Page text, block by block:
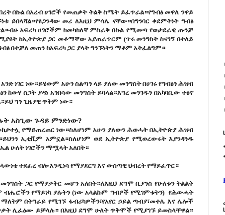
በኩል በአረብ ሀገሮች የመጠቃት ትልቅ ስሜት ይፈጥራል።የግብፅ መዋለ ንዋይ
ይበላሻል።የዩጋንዳው መሪ ለእዚህ ምሳሌ ናቸው።በግንባር ቀደምትነት ግብፅ
አፍሪካ ሀገሮችም ከመካከለኛ ምስራቅ በኩል የሚመጣ የወታደራዊ ጡንቻ
ከኢትዮጵያ ጋር መቆማቸው አያጠራጥርም (ጥሩ መንግስት ስናገኝ በተለይ
በተቻለ መጠን ከአፍሪካ ጋር ያላት ግንኙነትን ማቆም አትፈልግም።
ነገር ነው።ይሄውም አሁን ስልጣን ላይ ያለው መንግስት በሀገሩ የግብፅን ሕዝብ
ከውሃ ስጋት ያዳነ አንበሳው መንግስት ይባላል።እግረ መንገዱን በአካባቢው ተፅኖ
ግን ጊዜያዊ ጥቅም ነው።
አስጊው ጉዳይ ምንድነው?
የማይጠረጠር ነው።ስለሆነም አሁን ያለውን ሕወሓት በኢትዮጵያ ሕዝብ
ኢቲቪም አምኗል።ስለሆነም ወደ ኢትዮጵያ የሚወረውሩት እያንዳንዱ
ሁለት ነገሮችን ማሟላት አለበት።
ተደፈረ ብሎ እንዲነሳ የማያደርግ እና ውስጣዊ ህብረት የማይፈጥር።
ጋር የማያቃቅር መሆን አለበት።ለእዚህ ደግሞ ቢያንስ የሁለቱን ትልልቅ
የማይነካ ያሉትን (ነው አላልኩም ግብፆች የሚገምቱትን) የሕውሓት
በትግራይ የሚገኙ ፋብሪካዎችን፣የአየር ኃይል ጣብያ፣መቀሌ እና ሌሎች
ሊፈፅሙ ይቻላሉ። በእዚህ ደግሞ ሁለት ጥቅሞች የሚያገኙ ይመስላቸዋል።